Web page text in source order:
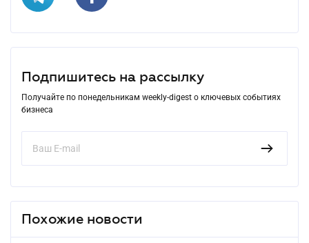
Подпишитесь на рассылку
Получайте по понедельникам weekly-digest о ключевых событиях
бизнеса
Похожие новости